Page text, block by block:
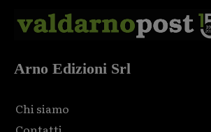
Arno Edizioni Srl
Chi siamo